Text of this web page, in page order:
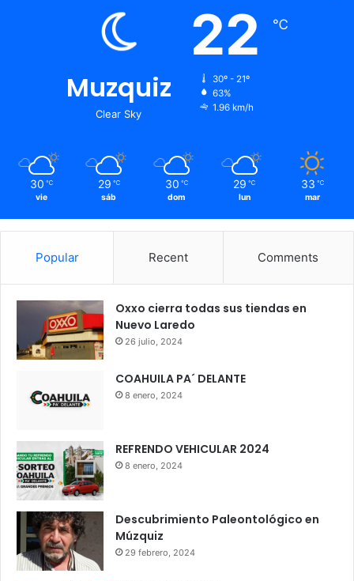
Muzquiz
Clear Sky
22 ℃
30º - 21º
63%
1.96 km/h
30 ℃
vie
29 ℃
sáb
30 ℃
dom
29 ℃
lun
33 ℃
mar
Popular Recent Comments
Oxxo cierra todas sus tiendas en
Nuevo Laredo
26 julio, 2024
COAHUILA PA´ DELANTE
8 enero, 2024
REFRENDO VEHICULAR 2024
8 enero, 2024
Descubrimiento Paleontológico en
Múzquiz
29 febrero, 2024